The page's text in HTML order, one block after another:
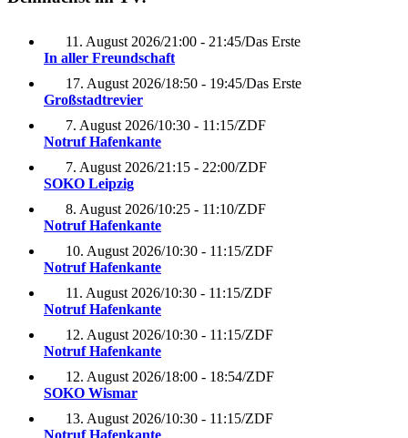
11. August 2026/21:00 - 21:45/Das Erste
In aller Freundschaft
17. August 2026/18:50 - 19:45/Das Erste
Großstadtrevier
7. August 2026/10:30 - 11:15/ZDF
Notruf Hafenkante
7. August 2026/21:15 - 22:00/ZDF
SOKO Leipzig
8. August 2026/10:25 - 11:10/ZDF
Notruf Hafenkante
10. August 2026/10:30 - 11:15/ZDF
Notruf Hafenkante
11. August 2026/10:30 - 11:15/ZDF
Notruf Hafenkante
12. August 2026/10:30 - 11:15/ZDF
Notruf Hafenkante
12. August 2026/18:00 - 18:54/ZDF
SOKO Wismar
13. August 2026/10:30 - 11:15/ZDF